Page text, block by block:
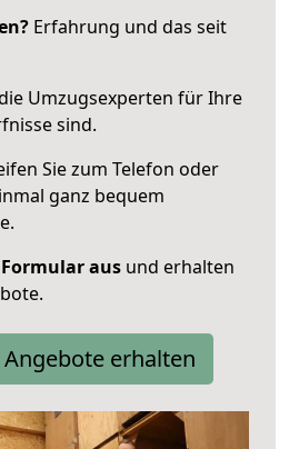
Erfahrung und das seit
Umzugsexperten für Ihre
sind.
Sie zum Telefon oder
ganz bequem
aus und erhalten
erhalten